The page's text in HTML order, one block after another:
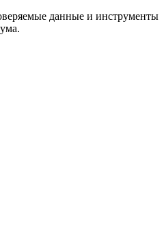
данные и инструменты